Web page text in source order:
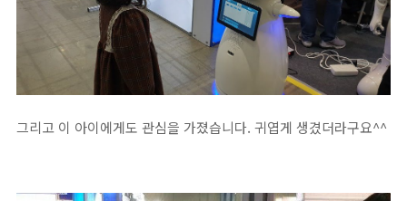
그리고 이 아이에게도 관심을 가졌습니다. 귀엽게 생겼더라구요^^